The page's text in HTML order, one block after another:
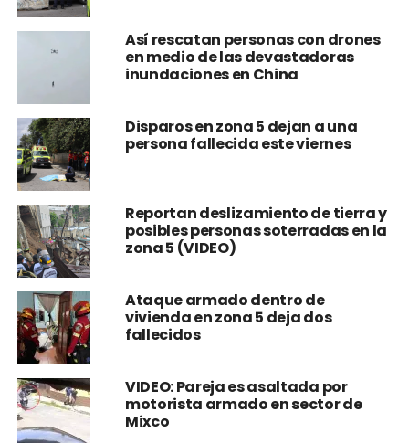
Así rescatan personas con drones
en medio de las devastadoras
inundaciones en China
Disparos en zona 5 dejan a una
persona fallecida este viernes
Reportan deslizamiento de tierra y
posibles personas soterradas en la
zona 5 (VIDEO)
Ataque armado dentro de
vivienda en zona 5 deja dos
fallecidos
VIDEO: Pareja es asaltada por
motorista armado en sector de
Mixco